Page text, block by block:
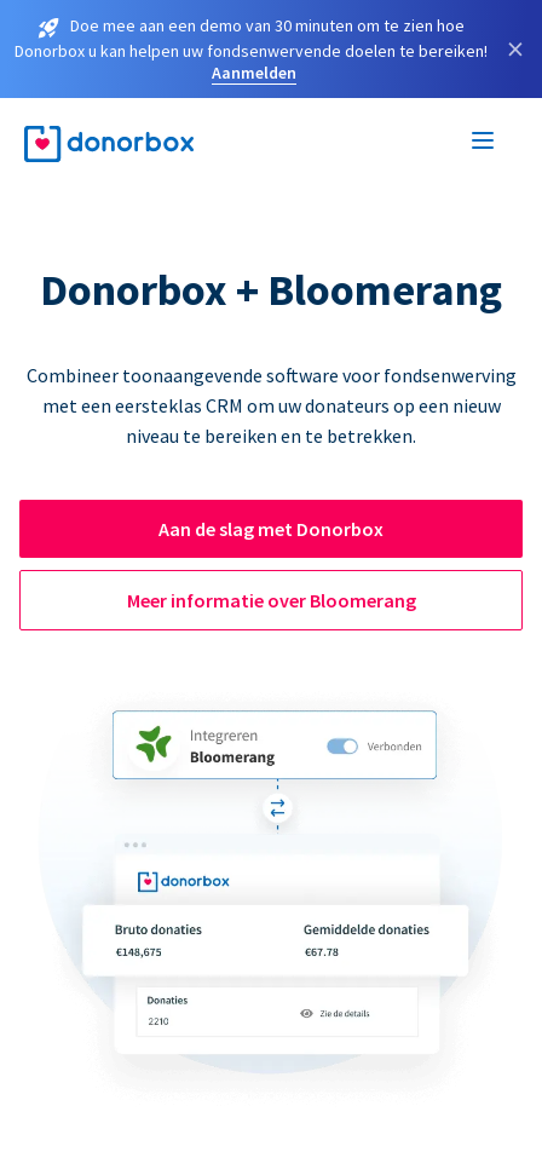
Doe mee aan een demo van 30 minuten om te zien hoe
Donorbox u kan helpen uw fondsenwervende doelen te bereiken!
Aanmelden
×
Donorbox + Bloomerang
Combineer toonaangevende software voor fondsenwerving
met een eersteklas CRM om uw donateurs op een nieuw
niveau te bereiken en te betrekken.
Aan de slag met Donorbox
Meer informatie over Bloomerang